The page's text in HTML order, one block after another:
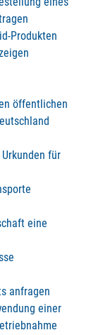
Produkten
öffentlichen
für
eine
anfragen
einer